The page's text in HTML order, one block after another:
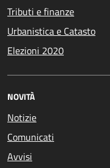
Tributi e finanze
Urbanistica e Catasto
Elezioni 2020
NOVITÀ
Notizie
Comunicati
Avvisi